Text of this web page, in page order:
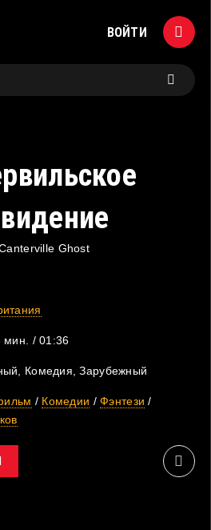
ВОЙТИ
Ghost
мин. / 01:36
Комедия, Зарубежный
/ Комедии /Фэнтези /